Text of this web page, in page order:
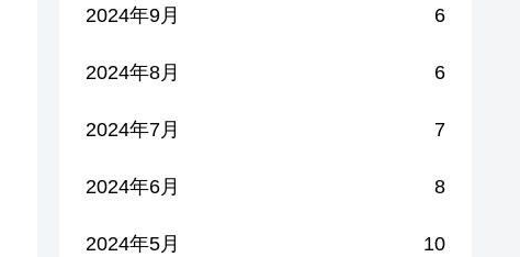
2024年9月 6
2024年8月 6
2024年7月 7
2024年6月 8
2024年5月 10